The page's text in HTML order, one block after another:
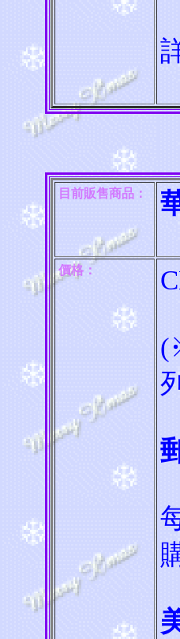
目前販售商品：
價格：